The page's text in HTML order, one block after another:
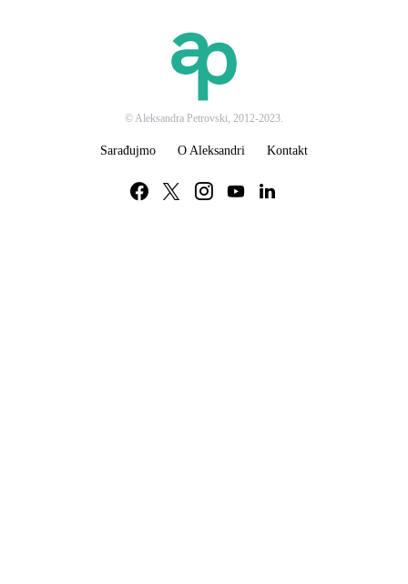
© Aleksandra Petrovski, 2012-2023.
Sarađujmo O Aleksandri Kontakt